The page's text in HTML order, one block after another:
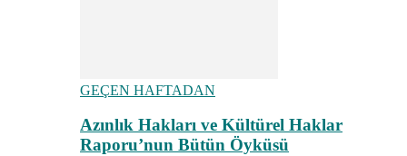
GEÇEN HAFTADAN
Azınlık Hakları ve Kültürel Haklar
Raporu’nun Bütün Öyküsü